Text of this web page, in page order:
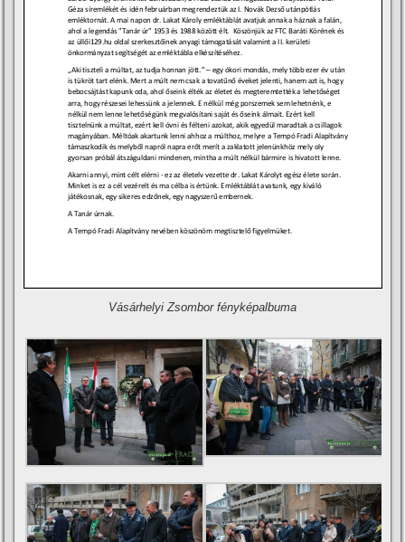
Vásárhelyi Zsombor fényképalbuma